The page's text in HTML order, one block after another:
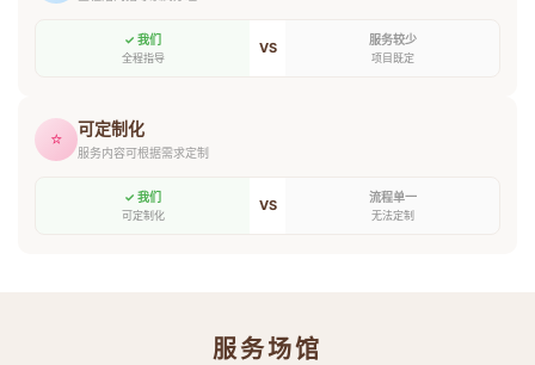
✓ 我们
全程指导
VS 服务较少
项目既定
⭐ 可定制化
服务内容可根据需求定制
✓ 我们
可定制化
VS 流程单一
无法定制
服务场馆